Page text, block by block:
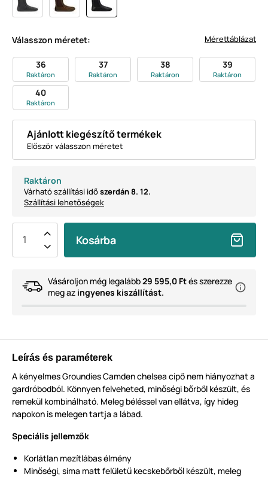
Mérettáblázat
Válasszon méretet:
36
Raktáron
37
Raktáron
38
Raktáron
39
Raktáron
40
Raktáron
Ajánlott kiegészítő termékek
Először válasszon méretet
Raktáron
Várható szállítási időszerdán 8. 12.
Szállítási lehetőségek
Kosárba
Vásároljon még legalább29 595,0 Ftés szerezze
meg az ingyenes kiszállítást.
Leírás és paraméterek
A kényelmes Groundies Camden chelsea cipő nem hiányozhat a
gardróbodból. Könnyen felveheted, minőségi bőrből készült, és
remekül kombinálható. Meleg béléssel van ellátva, így hideg
napokon is melegen tartja a lábad.
Speciális jellemzők
Korlátlan mezítlábas élmény
Minőségi, sima matt felületű kecskebőrből készült, meleg